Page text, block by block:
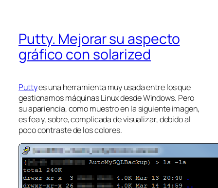
Putty. Mejorar su aspecto
gráfico con solarized
Puttyes una herramienta muy usada entre los que
gestionamos máquinas Linux desde Windows. Pero
su apariencia, como muestro en la siguiente imagen,
es fea y, sobre, complicada de visualizar, debido al
poco contraste de los colores.